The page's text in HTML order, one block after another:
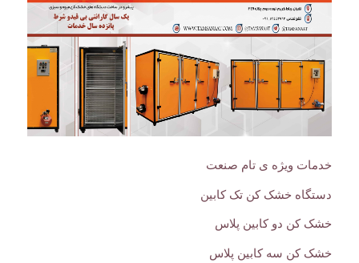
خدمات ویژه ی تام صنعت
دستگاه خشک کن تک کابین
خشک کن دو کابین پلاس
خشک کن سه کابین پلاس